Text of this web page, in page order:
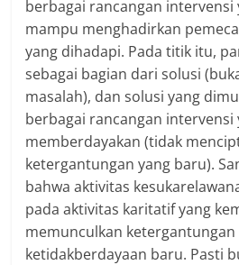
berbagai rancangan
mampu menghadirkan
yang dihadapi. Pada titik itu,
sebagai bagian dari solusi
masalah), dan solusi yang
berbagai rancangan intervensi
memberdayakan (tidak
ketergantungan yang baru).
bahwa aktivitas
pada aktivitas karitatif yang
memunculkan ketergantungan
ketidakberdayaan baru. Pasti